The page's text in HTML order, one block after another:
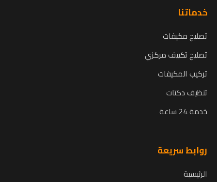
خدماتنا
تصليح مكيفات
تصليح تكييف مركزي
تركيب المكيفات
تنظيف دكتات
خدمة 24 ساعة
روابط سريعة
الرئيسية